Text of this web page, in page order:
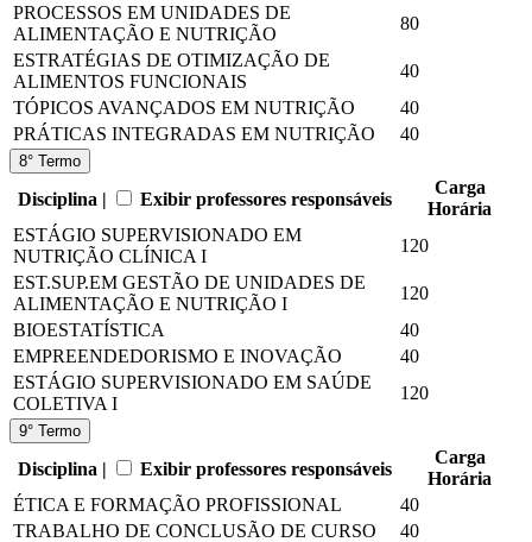
PROCESSOS EM UNIDADES DE
ALIMENTAÇÃO E NUTRIÇÃO
80
ESTRATÉGIAS DE OTIMIZAÇÃO DE
ALIMENTOS FUNCIONAIS
40
TÓPICOS AVANÇADOS EM NUTRIÇÃO
40
PRÁTICAS INTEGRADAS EM NUTRIÇÃO
40
8° Termo
Disciplina | Exibir professores responsáveis
Carga
Horária
ESTÁGIO SUPERVISIONADO EM
NUTRIÇÃO CLÍNICA I
120
EST.SUP.EM GESTÃO DE UNIDADES DE
ALIMENTAÇÃO E NUTRIÇÃO I
120
BIOESTATÍSTICA
40
EMPREENDEDORISMO E INOVAÇÃO
40
ESTÁGIO SUPERVISIONADO EM SAÚDE
COLETIVA I
120
9° Termo
Disciplina | Exibir professores responsáveis
Carga
Horária
ÉTICA E FORMAÇÃO PROFISSIONAL
40
TRABALHO DE CONCLUSÃO DE CURSO
40